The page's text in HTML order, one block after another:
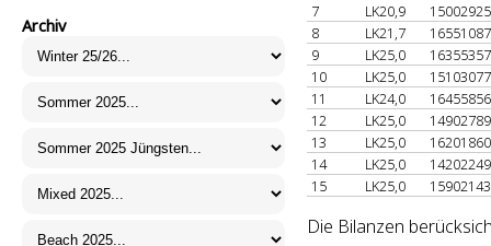
Archiv
7
LK20,9
8
LK21,7
9
LK25,0
10
LK25,0
11
LK24,0
12
LK25,0
13
LK25,0
14
LK25,0
15
LK25,0
Die Bilanzen